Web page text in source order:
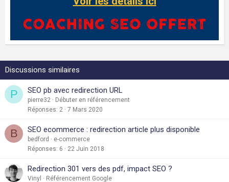
Discussions similaires
P SEO pb avec redirection URL
pierre32
Débuter en référencement
Réponses 2 7 Mars 2020
B SEO ecommerce : redirection article plus disponible
bedford
e-commerce
Réponses 6 22 Juin 2018
Redirection 301 vers des pdf, impact SEO ?
Vinyl
Référencement Google